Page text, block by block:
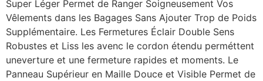
Super Léger Permet de Ranger Soigneusement Vos
Vêlements dans les Bagages Sans Ajouter Trop de Poids
Supplémentaire. Les Fermetures Éclair Double Sens
Robustes et Liss les avenc le cordon étendu perméttent
uneverture et une fermeture rapides et moments. Le
Panneau Supérieur en Maille Douce et Visible Permet de